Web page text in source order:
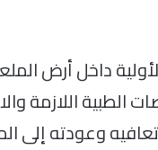
داخل أرض
الطبية اللازمة
تعافيه وعودته